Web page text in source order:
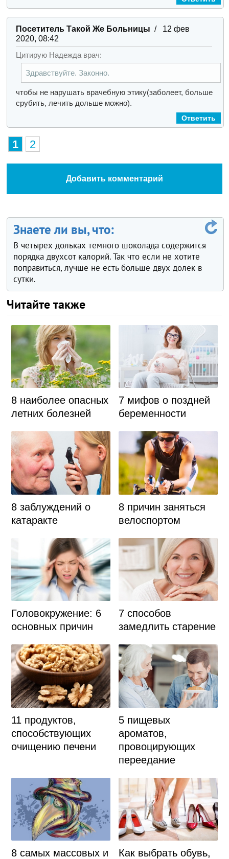
Посетитель Такой Же Больницы/ 12 фев
2020, 08:42
Цитирую Надежда врач:
Здравствуйте. Законно.
чтобы не нарушать врачебную этику(заболеет, больше
срубить, лечить дольше можно).
Ответить
1 2
Добавить комментарий
Знаете ли вы, что:
В четырех дольках темного шоколада содержится
порядка двухсот калорий. Так что если не хотите
поправиться, лучше не есть больше двух долек в
сутки.
Читайте также
8 наиболее опасных
летних болезней
7 мифов о поздней
беременности
8 заблуждений о
катаракте
8 причин заняться
велоспортом
Головокружение: 6
основных причин
7 способов
замедлить старение
11 продуктов,
способствующих
очищению печени
5 пищевых
ароматов,
провоцирующих
переедание
8 самых массовых и
Как выбрать обувь,